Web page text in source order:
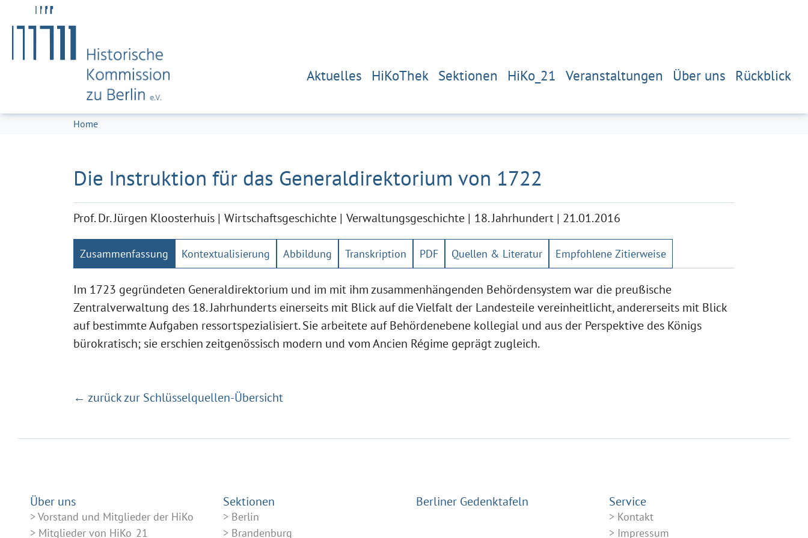
Zum Hauptinhalt springen
Skip to page footer
Aktuelles HiKoThek Sektionen HiKo_21 Veranstaltungen Über uns Rückblick
Sie sind hier:
Home
Die Instruktion für das Generaldirektorium von 1722
Prof. Dr. Jürgen Kloosterhuis Wirtschaftsgeschichte Verwaltungsgeschichte 18. Jahrhundert | 21.01.2016
Zusammenfassung Kontextualisierung Abbildung Transkription PDF Quellen & Literatur Empfohlene Zitierweise
Im 1723 gegründeten Generaldirektorium und im mit ihm zusammenhängenden Behördensystem war die preußische
Zentralverwaltung des 18. Jahrhunderts einerseits mit Blick auf die Vielfalt der Landesteile vereinheitlicht, andererseits mit Blick
auf bestimmte Aufgaben ressortspezialisiert. Sie arbeitete auf Behördenebene kollegial und aus der Perspektive des Königs
bürokratisch; sie erschien zeitgenössisch modern und vom Ancien Régime geprägt zugleich.
← zurück zur Schlüsselquellen-Übersicht
Über uns
Vorstand und Mitglieder der HiKo
Mitglieder von HiKo_21
Sektionen
Berlin
Brandenburg
Berliner Gedenktafeln Service
Kontakt
Impressum